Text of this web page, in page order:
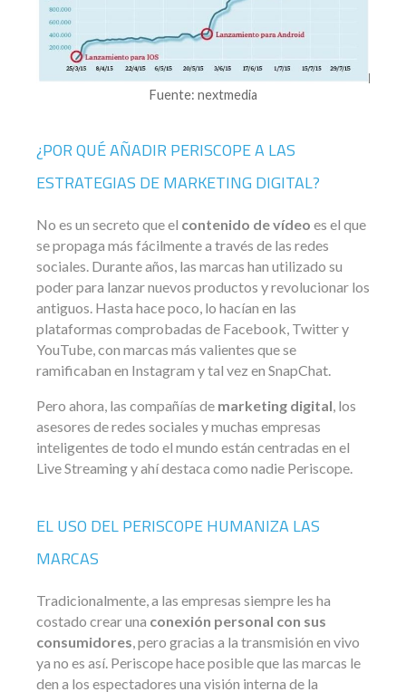
Fuente: nextmedia
¿POR QUÉ AÑADIR PERISCOPE A LAS
ESTRATEGIAS DE MARKETING DIGITAL?
No es un secreto que el contenido de vídeo es el que
se propaga más fácilmente a través de las redes
sociales. Durante años, las marcas han utilizado su
poder para lanzar nuevos productos y revolucionar los
antiguos. Hasta hace poco, lo hacían en las
plataformas comprobadas de Facebook, Twitter y
YouTube, con marcas más valientes que se
ramificaban en Instagram y tal vez en SnapChat.
Pero ahora, las compañías de marketing digital , los
asesores de redes sociales y muchas empresas
inteligentes de todo el mundo están centradas en el
Live Streaming y ahí destaca como nadie Periscope.
EL USO DEL PERISCOPE HUMANIZA LAS
MARCAS
Tradicionalmente, a las empresas siempre les ha
costado crear una conexión personal con sus
consumidores , pero gracias a la transmisión en vivo
ya no es así. Periscope hace posible que las marcas le
den a los espectadores una visión interna de la